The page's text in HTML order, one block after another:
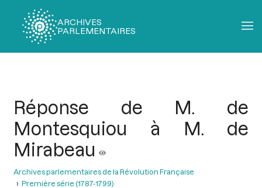
ARCHIVES
PARLEMENTAIRES
Réponse de M. de
Montesquiou à M. de
Mirabeau
Archives parlementaires de la Révolution Française
Première série (1787-1799)